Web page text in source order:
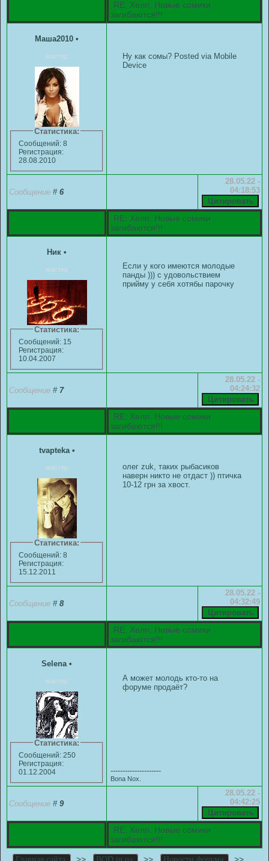
RE: Хелп. Новые сомики
загибаются!!!
Маша2010 •
мастер
Статистика:
Сообщений: 8
Регистрация:
28.08.2010
Ну как сомы? Posted via Mobile
Device
Сообщение # 6
28.05.22 -
04:18:53
RE: Хелп. Новые сомики
загибаются!!!
Ник •
мастер
Статистика:
Сообщений: 15
Регистрация:
10.04.2007
Если у кого имеются молодые
панды ))) с удовольствием
прийму у себя хотябы парочку
Сообщение # 7
28.05.22 -
04:24:32
RE: Хелп. Новые сомики
загибаются!!!
tvapteka •
мастер
Статистика:
Сообщений: 8
Регистрация:
15.12.2011
олег zuk, таких рыбасиков
наверн никто не отдаст )) птичка
10-12 грн за хвост.
Сообщение # 8
28.05.22 -
04:32:49
RE: Хелп. Новые сомики
загибаются!!!
Selena •
мастер
Статистика:
Сообщений: 250
Регистрация:
01.12.2004
А может молодь кто-то на
форуме продаёт?
---------------------
Bona Nox.
Сообщение # 9
28.05.22 -
04:42:25
RE: Хелп. Новые сомики
загибаются!!!
>> >> >>